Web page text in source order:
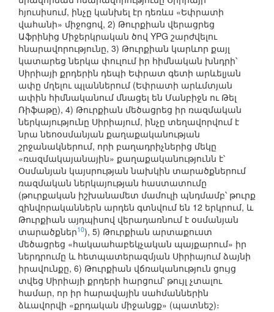
հյուսիսում, ինչը կանխել էր դեռևս «Եփրատի
վահանի» միջոցով, 2) Թուրքիան վերացրեց
Աֆրինից Միջերկրական ծով YPG շարժվելու
հնարավորությունը, 3) Թուրքիան կարևոր քայլ
կատարեց ներկա փուլում իր հիմնական խնդրի՝
Սիրիայի քրդերին դեպի Եփրատ գետի արևելյան
ափը մղելու պլաններում (Եփրատի արևմտյան
ափին հիմնականում մնացել են Մանբիջն ու Թել
Ռիֆաթը), 4) Թուրքիան մեծացրեց իր ռազմական
ներկայությունը Սիրիայում, ինչը տեղավորվում է
նրա նեոօսմանյան քաղաքականության
շրջանակներում, որի բաղադրիչներից մեկը
«ռազմակայանային» քաղաքականությունն է՝
Օսմանյան կայսրության նախկին տարածքներում
ռազմական ներկայության հաստատումը
(թուրքական իշխանամետ մամուլի պնդմամբ՝ թուրք
զինվորականներն արդեն գտնվում են 12 երկրում, և
Թուրքիան այդպիսով վերադառնում է օսմանյան
տարածքներ10), 5) Թուրքիան արտաքուստ
մեծացրեց «հակաահաբեկչական պայքարում» իր
ներդրումը և հետպատերազմյան Սիրիայում ձայնի
իրավունքը, 6) Թուրքիան վճռականություն ցույց
տվեց Սիրիայի քրդերի հարցում՝ թույլ չտալու
համար, որ իր հարավային սահմաններին
ձևավորվի «քրդական միջանցք» (պատնեշ)։